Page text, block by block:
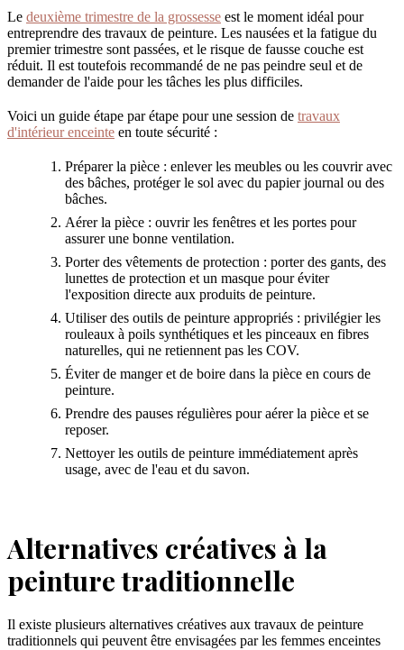
Le deuxième trimestre de la grossesse est le moment idéal pour
entreprendre des travaux de peinture. Les nausées et la fatigue du
premier trimestre sont passées, et le risque de fausse couche est
réduit. Il est toutefois recommandé de ne pas peindre seul et de
demander de l'aide pour les tâches les plus difficiles.
Voici un guide étape par étape pour une session de travaux
d'intérieur enceinte en toute sécurité :
Préparer la pièce : enlever les meubles ou les couvrir avec
des bâches, protéger le sol avec du papier journal ou des
bâches.
Aérer la pièce : ouvrir les fenêtres et les portes pour
assurer une bonne ventilation.
Porter des vêtements de protection : porter des gants, des
lunettes de protection et un masque pour éviter
l'exposition directe aux produits de peinture.
Utiliser des outils de peinture appropriés : privilégier les
rouleaux à poils synthétiques et les pinceaux en fibres
naturelles, qui ne retiennent pas les COV.
Éviter de manger et de boire dans la pièce en cours de
peinture.
Prendre des pauses régulières pour aérer la pièce et se
reposer.
Nettoyer les outils de peinture immédiatement après
usage, avec de l'eau et du savon.
Alternatives créatives à la
peinture traditionnelle
Il existe plusieurs alternatives créatives aux travaux de peinture
traditionnels qui peuvent être envisagées par les femmes enceintes